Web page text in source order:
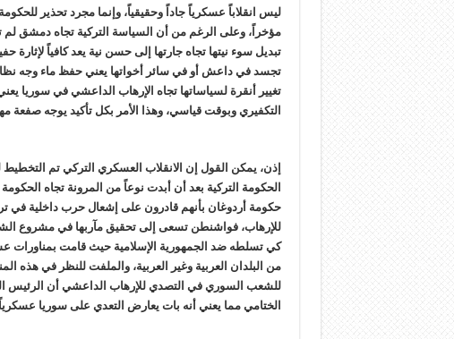
ليس انقلاباً عسكرياً جاداً وحقيقياً، وإنما مجرد تحذير
مؤخراً، وعلى الرغم من أن السياسة التركية تجاه دمشق لم
تبديل سوء نيتها تجاه جارتها إلى حسن نية يعد كافياً
تجسد في داعش أو في سائر أخواتها يعني حفظ ماء وجه
تغيير أنقرة لسياساتها تجاه الإرهاب الداعشي في سوريا
التكفيري وبوقت قياسي، وهذا الأمر بكل تأكيد يوجه صفعة
إذن، يمكن القول إن الانقلاب العسكري التركي تم
الحكومة التركية بعد أن أبدت نوعاً من المرونة تجاه
حكومة أردوغان بأنهم قادرون على إشعال حرب داخلية في
للإرهاب، فواشنطن تسعى إلى تحقيق مآربها في مشروع
كي تسلطه ضد الجمهورية الإسلامية حيث قامت بمناورات
من البلدان العربية وغير العربية، والملفت للنظر في هذه
للشعب السوري في التصدي للإرهاب الداعشي أن الرئيس
الختامي مما يعني أنه بات يعارض التعدي على سوريا